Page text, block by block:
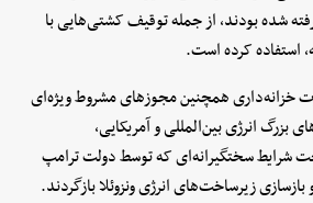
شده بودند، از جمله توقیف کشتی‌هایی با
استفاده کرده است.
خزانه‌داری همچنین مجوزهای مشروط ویژه‌ای
انرژی بین‌المللی و آمریکایی،
شرایط سختگیرانه‌ای که توسط دولت ترامپ
زیرساخت‌های انرژی ونزوئلا بازگردند.